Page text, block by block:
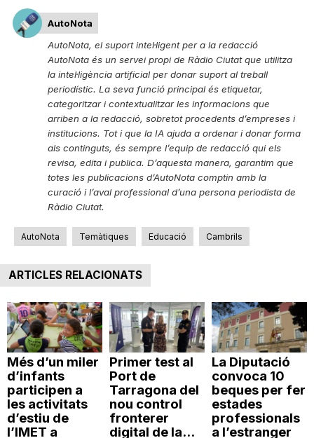
AutoNota
AutoNota, el suport intel·ligent per a la redacció
AutoNota és un servei propi de Ràdio Ciutat que utilitza
la intel·ligència artificial per donar suport al treball
periodístic. La seva funció principal és etiquetar,
categoritzar i contextualitzar les informacions que
arriben a la redacció, sobretot procedents d’empreses i
institucions. Tot i que la IA ajuda a ordenar i donar forma
als continguts, és sempre l’equip de redacció qui els
revisa, edita i publica. D’aquesta manera, garantim que
totes les publicacions d’AutoNota comptin amb la
curació i l’aval professional d’una persona periodista de
Ràdio Ciutat.
AutoNota Temàtiques Educació Cambrils
ARTICLES RELACIONATS
Més d’un miler
d’infants
participen a
les activitats
d’estiu de
l’IMET a
Primer test al
Port de
Tarragona del
nou control
fronterer
digital de la...
La Diputació
convoca 10
beques per fer
estades
professionals
a l’estranger